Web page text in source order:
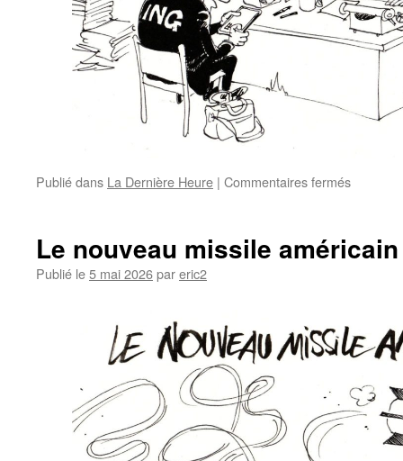
Publié dans La Dernière Heure | Commentaires fermés
Le nouveau missile américain
Publié le5 mai 2026pareric2